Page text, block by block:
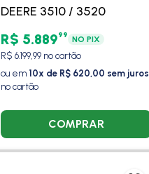
DEERE 3510 / 3520
R$ 5.88999 NO PIX
R$ 6.199,99 no cartão
ou em 10x de R$ 620,00 sem juros
no cartão
COMPRAR